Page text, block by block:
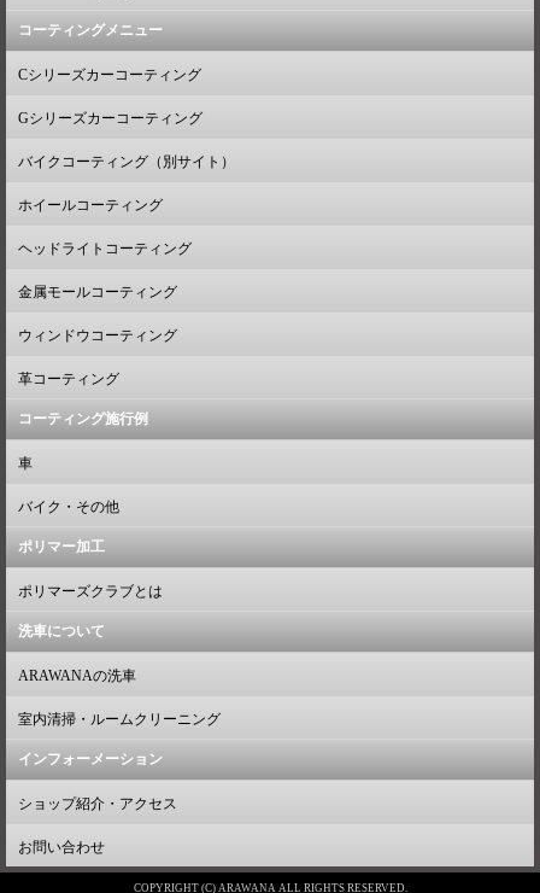
コーティングメニュー
Cシリーズカーコーティング
Gシリーズカーコーティング
バイクコーティング（別サイト）
ホイールコーティング
ヘッドライトコーティング
金属モールコーティング
ウィンドウコーティング
革コーティング
コーティング施行例
車
バイク・その他
ポリマー加工
ポリマーズクラブとは
洗車について
ARAWANAの洗車
室内清掃・ルームクリーニング
インフォーメーション
ショップ紹介・アクセス
お問い合わせ
COPYRIGHT (C) ARAWANA ALL RIGHTS RESERVED.